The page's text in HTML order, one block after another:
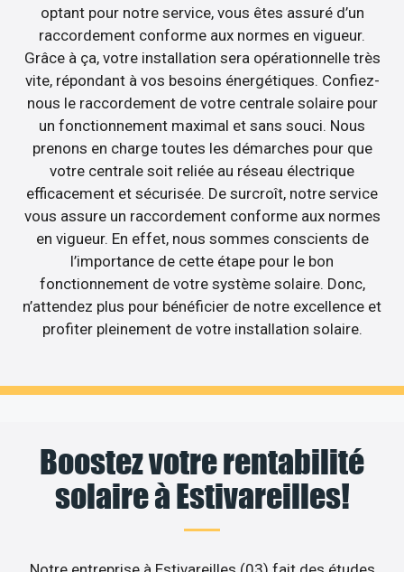
optant pour notre service, vous êtes assuré d’un
raccordement conforme aux normes en vigueur.
Grâce à ça, votre installation sera opérationnelle très
vite, répondant à vos besoins énergétiques. Confiez-
nous le raccordement de votre centrale solaire pour
un fonctionnement maximal et sans souci. Nous
prenons en charge toutes les démarches pour que
votre centrale soit reliée au réseau électrique
efficacement et sécurisée. De surcroît, notre service
vous assure un raccordement conforme aux normes
en vigueur. En effet, nous sommes conscients de
l’importance de cette étape pour le bon
fonctionnement de votre système solaire. Donc,
n’attendez plus pour bénéficier de notre excellence et
profiter pleinement de votre installation solaire.
Boostez votre rentabilité
solaire à Estivareilles!